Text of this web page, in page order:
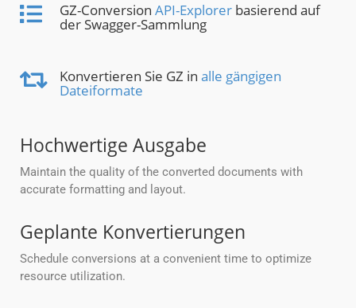
GZ-Conversion API-Explorer basierend auf
der Swagger-Sammlung
Konvertieren Sie GZ in alle gängigen
Dateiformate
Hochwertige Ausgabe
Maintain the quality of the converted documents with
accurate formatting and layout.
Geplante Konvertierungen
Schedule conversions at a convenient time to optimize
resource utilization.